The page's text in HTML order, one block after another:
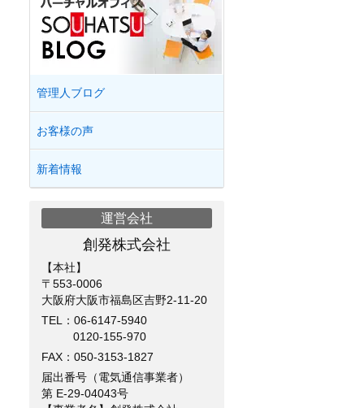
管理人ブログ
お客様の声
新着情報
運営会社
創発株式会社
【本社】
〒553-0006
大阪府大阪市福島区吉野2-11-20
TEL： 06-6147-5940
0120-155-970
FAX：050-3153-1827
届出番号（電気通信事業者）
第 E-29-04043号